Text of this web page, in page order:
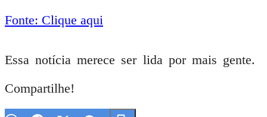
Fonte: Clique aqui
Essa notícia merece ser lida por mais gente.
Compartilhe!